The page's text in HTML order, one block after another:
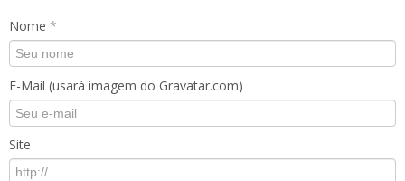
Nome *
E-Mail (usará imagem do Gravatar.com)
Site